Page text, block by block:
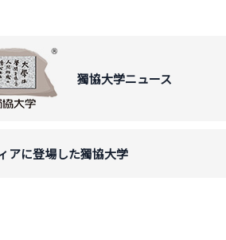
獨協大学ニュース
アに登場した獨協大学